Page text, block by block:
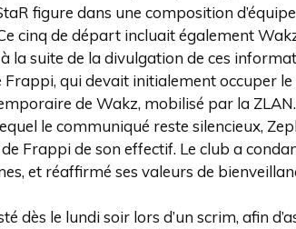
figure dans une composition
cinq de départ incluait également
la suite de la divulgation de ces
qui devait initialement occuper le
de Wakz, mobilisé par la
le communiqué reste silencieux,
Frappi de son effectif. Le club a
et réaffirmé ses valeurs de
dès le lundi soir lors d’un scrim, afin